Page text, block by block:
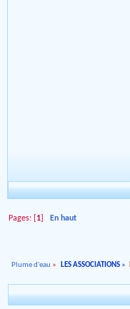
Pages: [ 1 En haut
Plume d'eau » LES ASSOCIATIONS»